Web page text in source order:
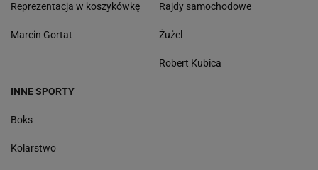
Reprezentacja w koszykówkę
Marcin Gortat
Rajdy samochodowe
Żużel
Robert Kubica
INNE SPORTY
Boks
Kolarstwo